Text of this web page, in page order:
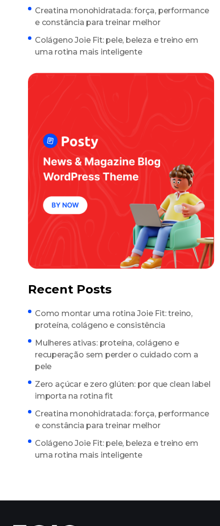
Creatina monohidratada: força, performance
e constância para treinar melhor
Colágeno Joie Fit: pele, beleza e treino em
uma rotina mais inteligente
Recent Posts
Como montar uma rotina Joie Fit: treino,
proteína, colágeno e consistência
Mulheres ativas: proteína, colágeno e
recuperação sem perder o cuidado com a
pele
Zero açúcar e zero glúten: por que clean label
importa na rotina fit
Creatina monohidratada: força, performance
e constância para treinar melhor
Colágeno Joie Fit: pele, beleza e treino em
uma rotina mais inteligente